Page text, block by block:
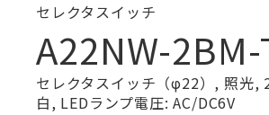
セレクタスイッチ
A22NW-
セレクタスイッチ（φ22）, 照光
白, LEDランプ電圧: AC/DC6V